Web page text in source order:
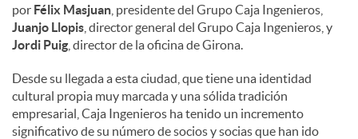
por Félix Masjuan , presidente del Grupo Caja Ingenieros,
Juanjo Llopis , director general del Grupo Caja Ingenieros, y
Jordi Puig , director de la oficina de Girona.
Desde su llegada a esta ciudad, que tiene una identidad
cultural propia muy marcada y una sólida tradición
empresarial, Caja Ingenieros ha tenido un incremento
significativo de su número de socios y socias que han ido